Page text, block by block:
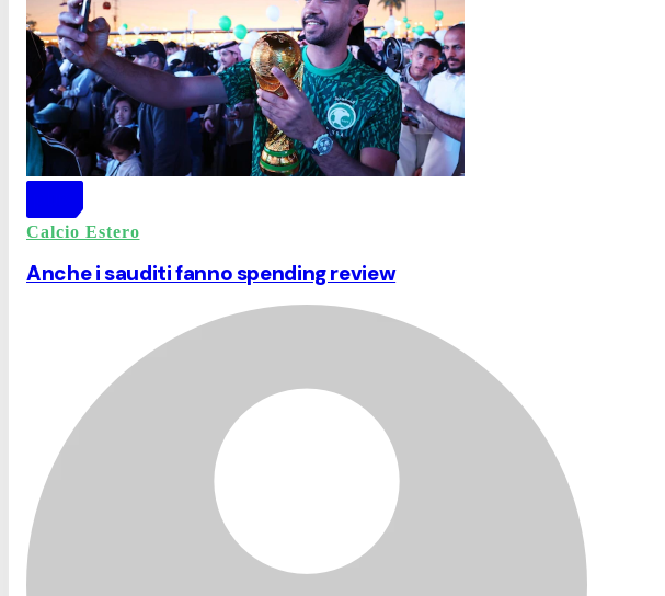
Calcio Estero
Anche i sauditi fanno spending review